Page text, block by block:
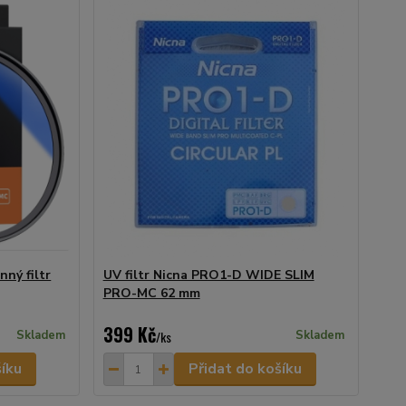
filtr
Skladem
UV filtr Nicna PRO1-D WIDE SLIM
PRO-MC 62 mm
399 Kč/ks Skladem
Přidat do košíku